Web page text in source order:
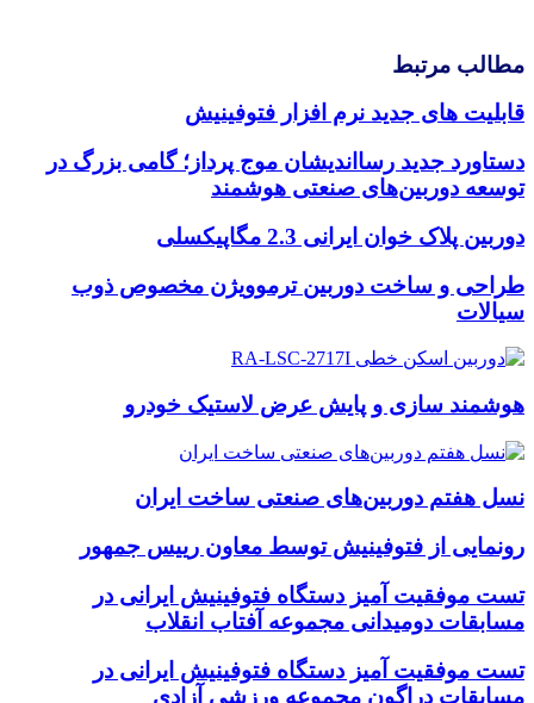
مطالب مرتبط
قابلیت های جدید نرم افزار فتوفینیش
دستاورد جدید رسااندیشان موج پرداز؛ گامی بزرگ در
توسعه دوربین‌های صنعتی هوشمند
دوربین پلاک خوان ایرانی 2.3 مگاپیکسلی
طراحی و ساخت دوربین ترموویژن مخصوص ذوب
سیالات
هوشمند سازی و پایش عرض لاستیک خودرو
نسل هفتم دوربین‌های صنعتی ساخت ایران
رونمایی از فتوفینیش توسط معاون رییس جمهور
تست موفقیت آمیز دستگاه فتوفینیش ایرانی در
مسابقات دومیدانی مجموعه آفتاب انقلاب
تست موفقیت آمیز دستگاه فتوفینیش ایرانی در
مسابقات دراگون مجموعه ورزشی آزادی